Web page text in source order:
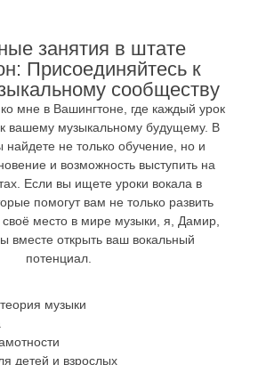
занятия в штате
Присоединяйтесь к
сообществу
мне в Вашингтоне, где каждый урок
к вашему музыкальному будущему. В
найдете не только обучение, но и
и возможность выступить на
Если вы ищете уроки вокала в
помогут вам не только развить
своё место в мире музыки, я, Дамир,
вместе открыть ваш вокальный
потенциал.
музыки
детей и взрослых